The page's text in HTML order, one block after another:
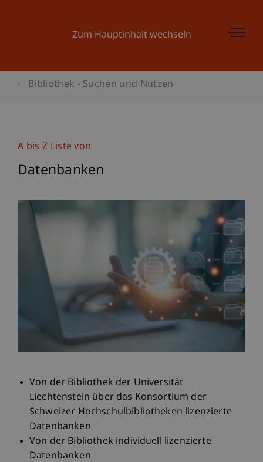
Zum Hauptinhalt wechseln
Bibliothek - Suchen und Nutzen
A bis Z Liste von
Datenbanken
Von der Bibliothek der Universität
Liechtenstein über das Konsortium der
Schweizer Hochschulbibliotheken lizenzierte
Datenbanken
Von der Bibliothek individuell lizenzierte
Datenbanken